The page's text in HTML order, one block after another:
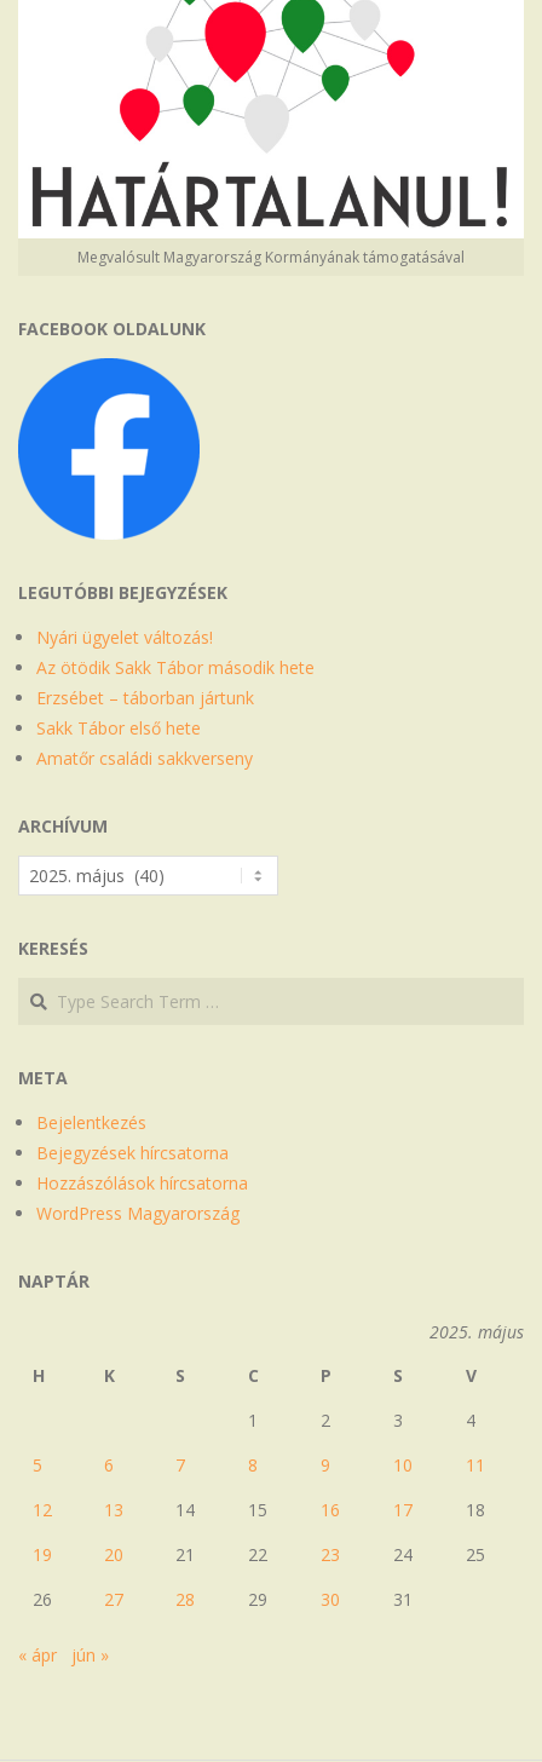
Megvalósult Magyarország Kormányának támogatásával
FACEBOOK OLDALUNK
LEGUTÓBBI BEJEGYZÉSEK
Nyári ügyelet változás!
Az ötödik Sakk Tábor második hete
Erzsébet – táborban jártunk
Sakk Tábor első hete
Amatőr családi sakkverseny
ARCHÍVUM
Archívum
KERESÉS
Search
Search
META
Bejelentkezés
Bejegyzések hírcsatorna
Hozzászólások hírcsatorna
WordPress Magyarország
NAPTÁR
2025. május
H
K S C P S
V
1
2 3
4
5
6 7 8 9 10
11
12
13 14 15 16 17
18
19
20 21 22 23 24
25
26
27 28 29 30 31
« ápr jún »